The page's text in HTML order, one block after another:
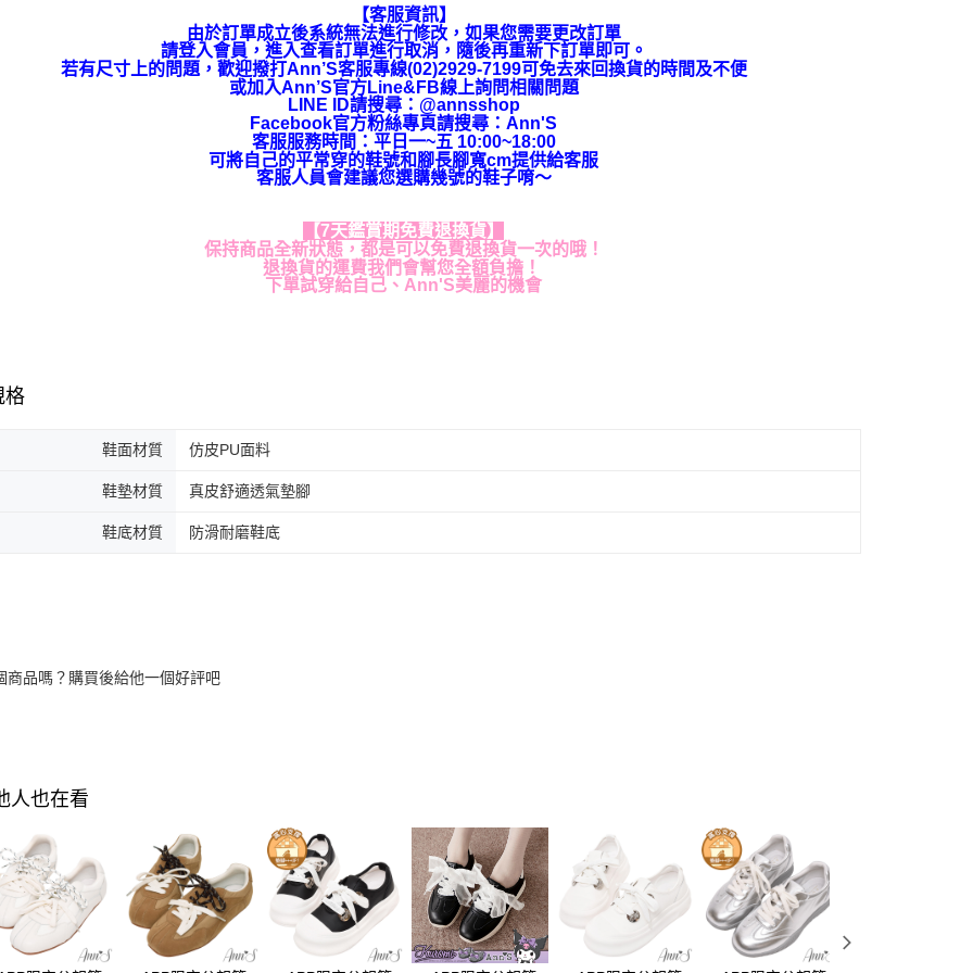
【客服資訊】
由於訂單成立後系統無法進行修改，如果您需要更改訂單
請登入會員，進入查看訂單進行取消，隨後再重新下訂單即可。
若有尺寸上的問題，歡迎撥打Ann’S客服專線(02)2929-7199可免去來回換貨的時間及不便
或加入Ann’S官方Line&FB線上詢問相關問題
LINE ID請搜尋： @annsshop
Facebook官方粉絲專頁請搜尋：Ann'S
客服服務時間：平日一~五 10:00~18:00
可將自己的平常穿的鞋號和腳長腳寬cm提供給客服
客服人員會建議您選購幾號的鞋子唷～
【7天鑑賞期免費退換貨】
保持商品全新狀態，都是可以免費退換貨一次的哦！
退換貨的運費我們會幫您全額負擔！
下單試穿給自己、Ann'S美麗的機會
格
鞋面材質 仿皮PU面料
鞋墊材質 真皮舒適透氣墊腳
鞋底材質 防滑耐磨鞋底
商品嗎？購買後給他一個好評吧
人也在看